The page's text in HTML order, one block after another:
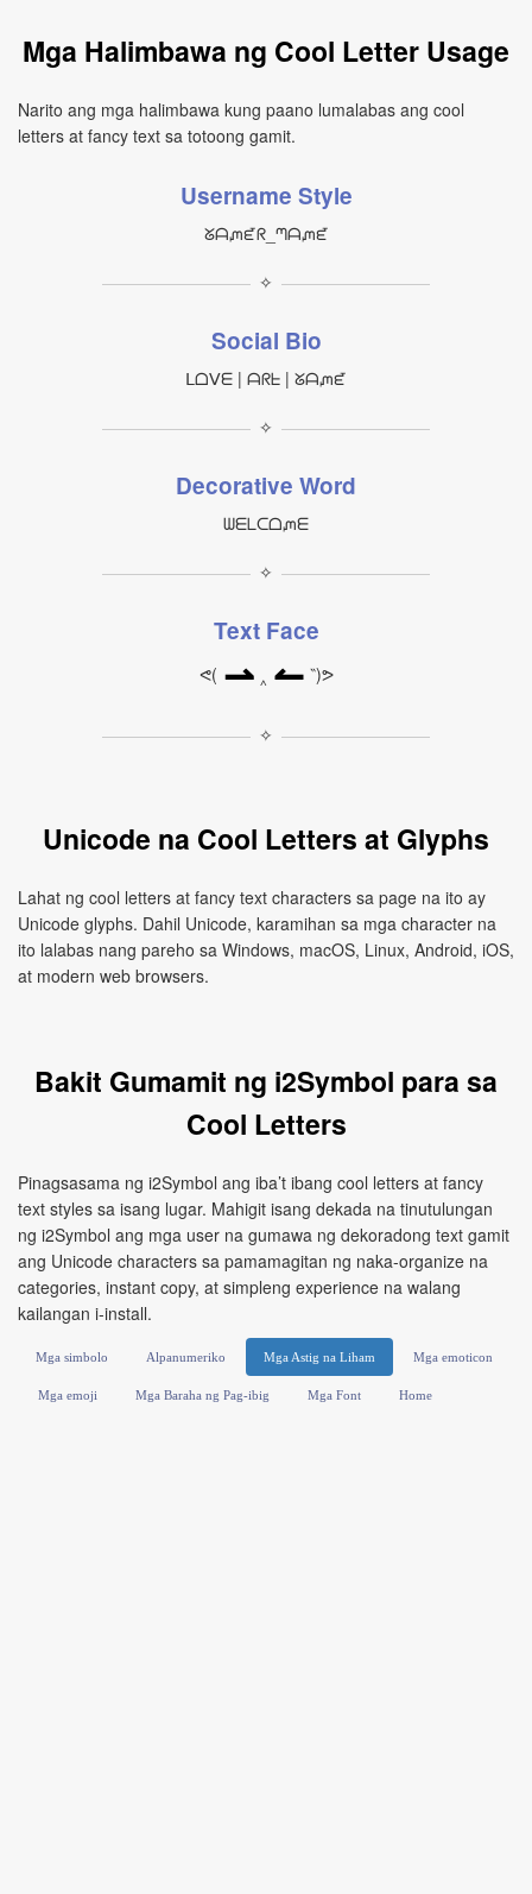
Mga Halimbawa ng Cool Letter Usage
Narito ang mga halimbawa kung paano lumalabas ang cool
letters at fancy text sa totoong gamit.
Username Style
ᘜᗩᘻᘿᖇ_ᘉᗩᘻᘿ
✧
Social Bio
ᒪᗝⅤᗴ | ᗩᖇᖶ | ᘜᗩᘻᘿ
✧
Decorative Word
ᗯᗴᒪᑕᗝᘻᗴ
✧
Text Face
ᕙ( ⇀ ‸ ↼ ‶)ᕗ
✧
Unicode na Cool Letters at Glyphs
Lahat ng cool letters at fancy text characters sa page na ito ay
Unicode glyphs. Dahil Unicode, karamihan sa mga character na
ito lalabas nang pareho sa Windows, macOS, Linux, Android, iOS,
at modern web browsers.
Bakit Gumamit ng i2Symbol para sa
Cool Letters
Pinagsasama ng i2Symbol ang iba’t ibang cool letters at fancy
text styles sa isang lugar. Mahigit isang dekada na tinutulungan
ng i2Symbol ang mga user na gumawa ng dekoradong text gamit
ang Unicode characters sa pamamagitan ng naka-organize na
categories, instant copy, at simpleng experience na walang
kailangan i-install.
Mga simbolo Alpanumeriko Mga Astig na Liham Mga emoticon
Mga emoji Mga Baraha ng Pag-ibig Mga Font Home